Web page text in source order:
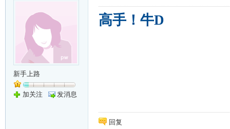
新手上路
加关注 发消息
高手！牛D
回复